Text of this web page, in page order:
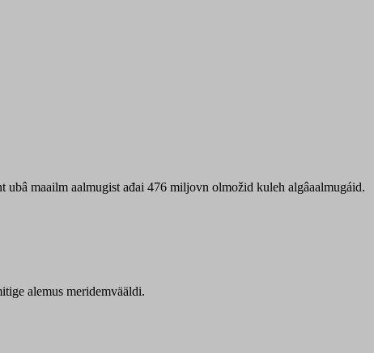
ubâ maailm aalmugist ađai 476 miljovn olmožid kuleh algâaalmugáid.
alemus meridemvääldi.